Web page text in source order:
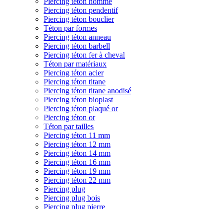
Piercing téton pendentif
Piercing téton bouclier
Téton par formes
Piercing téton anneau
Piercing téton barbell
Piercing téton fer à cheval
Téton par matériaux
Piercing téton acier
Piercing téton titane
Piercing téton titane anodisé
Piercing téton bioplast
Piercing téton plaqué or
Piercing téton or
Téton par tailles
Piercing téton 11 mm
Piercing téton 12 mm
Piercing téton 14 mm
Piercing téton 16 mm
Piercing téton 19 mm
Piercing téton 22 mm
Piercing plug
Piercing plug bois
Piercing plug pierre